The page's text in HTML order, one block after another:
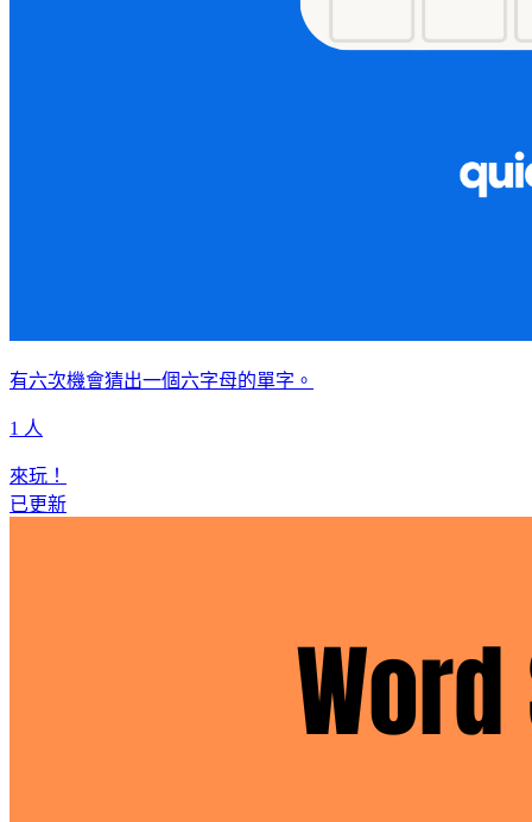
有六次機會猜出一個六字母的單字。
1 人
來玩！
已更新